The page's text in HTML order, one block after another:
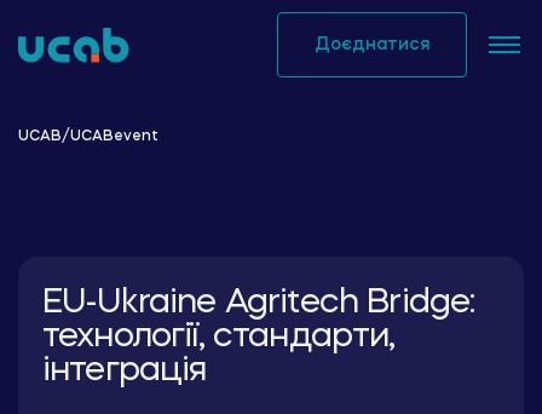
to
Доєднатися
UCAB/UCABevent
EU-Ukraine Agritech Bridge:
технології, стандарти,
інтеграція